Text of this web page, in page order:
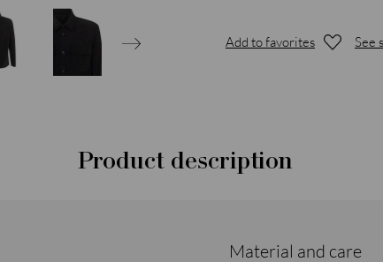
Add to favorites See
Product description
Material and care